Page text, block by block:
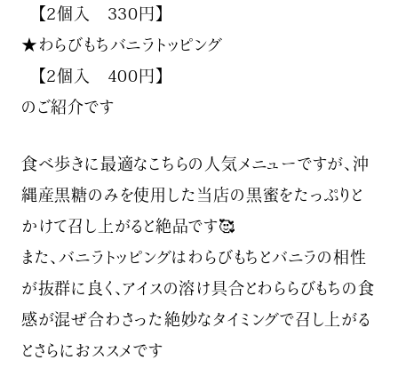
【2個入 330円】
★わらびもちバニラトッピング
【2個入 400円】
のご紹介です
食べ歩きに最適なこちらの人気メニューですが、沖
縄産黒糖のみを使用した当店の黒蜜をたっぷりと
かけて召し上がると絶品です🥰
また、バニラトッピングはわらびもちとバニラの相性
が抜群に良く、アイスの溶け具合とわららびもちの食
感が混ぜ合わさった絶妙なタイミングで召し上がる
とさらにおススメです